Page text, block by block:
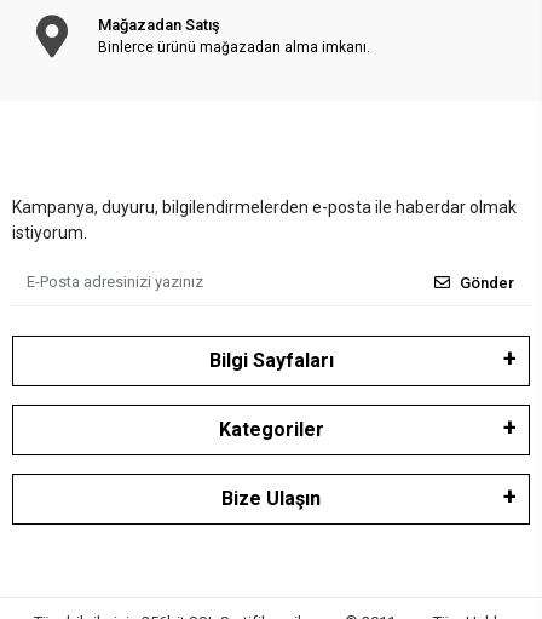
Mağazadan Satış
Binlerce ürünü mağazadan alma imkanı.
Kampanya, duyuru, bilgilendirmelerden e-posta ile haberdar olmak
istiyorum.
Gönder
Bilgi Sayfaları
Kategoriler
Bize Ulaşın